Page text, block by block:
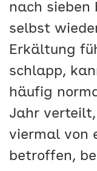
nach sieben
selbst
Erkältung
schlapp,
häufig
Jahr verteilt,
viermal von
betroffen,